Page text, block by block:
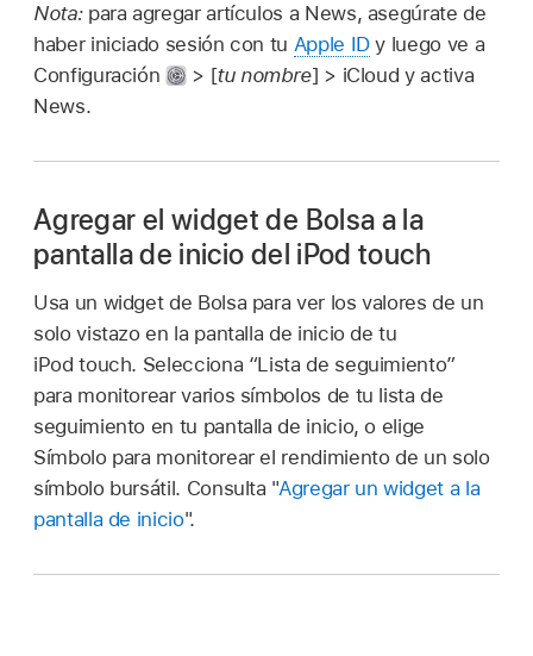
Nota: para agregar artículos a News, asegúrate de
haber iniciado sesión con tu Apple IDy luego ve a
Configuración
> [tu nombre] > iCloud y activa
News.
Agregar el widget de Bolsa a la
pantalla de inicio del iPod touch
Usa un widget de Bolsa para ver los valores de un
solo vistazo en la pantalla de inicio de tu
iPod touch. Selecciona “Lista de seguimiento”
para monitorear varios símbolos de tu lista de
seguimiento en tu pantalla de inicio, o elige
Símbolo para monitorear el rendimiento de un solo
símbolo bursátil. Consulta "Agregar un widget a la
pantalla de inicio".